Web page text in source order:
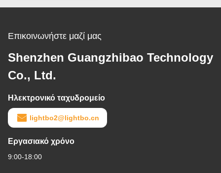
Επικοινωνήστε μαζί μας
Shenzhen Guangzhibao Technology
Co., Ltd.
Ηλεκτρονικό ταχυδρομείο
lightbo2@lightbo.cn
Εργασιακό χρόνο
9:00-18:00